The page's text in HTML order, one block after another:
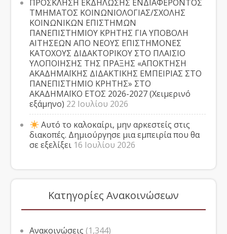
ΠΡΟΣΚΛΗΣΗ ΕΚΔΗΛΩΣΗΣ ΕΝΔΙΑΦΕΡΟΝΤΟΣ
ΤΜΗΜΑΤΟΣ ΚΟΙΝΩΝΙΟΛΟΓΙΑΣ/ΣΧΟΛΗΣ
ΚΟΙΝΩΝΙΚΩΝ ΕΠΙΣΤΗΜΩΝ
ΠΑΝΕΠΙΣΤΗΜΙΟΥ ΚΡΗΤΗΣ ΓΙΑ ΥΠΟΒΟΛΗ
ΑΙΤΗΣΕΩΝ ΑΠΟ ΝΕΟΥΣ ΕΠΙΣΤΗΜΟΝΕΣ
ΚΑΤΟΧΟΥΣ ΔΙΔΑΚΤΟΡΙΚΟΥ ΣΤΟ ΠΛΑΙΣΙΟ
ΥΛΟΠΟΙΗΣΗΣ ΤΗΣ ΠΡΑΞΗΣ «ΑΠΟΚΤΗΣΗ
ΑΚΑΔΗΜΑΪΚΗΣ ΔΙΔΑΚΤΙΚΗΣ ΕΜΠΕΙΡΙΑΣ ΣΤΟ
ΠΑΝΕΠΙΣΤΗΜΙΟ ΚΡΗΤΗΣ» ΣΤΟ
ΑΚΑΔΗΜΑΪΚΟ ΕΤΟΣ 2026-2027 (Χειμερινό
εξάμηνο) 22 Ιουλίου 2026
Αυτό το καλοκαίρι, μην αρκεστείς στις
διακοπές. Δημιούργησε μια εμπειρία που θα
σε εξελίξει 16 Ιουλίου 2026
Κατηγορίες Ανακοινώσεων
Ανακοινώσεις (1,344)